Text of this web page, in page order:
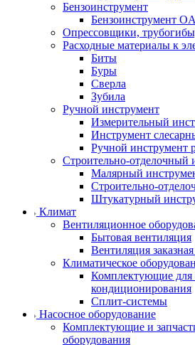
Бензоинструмент
Бензоинструмент
Опрессовщики,
Расходные материалы к
Биты
Буры
Сверла
Зубила
Ручной инструмент
Измерительный
Инструмент
Ручной инструмент
Строительно-отделочный
Малярный
Строительно-
Штукатурный
Климат
Вентиляционное
Бытовая вентиляция
Вентиляция
Климатическое
Комплектующие для
кондиционирования
Сплит-системы
Насосное оборудование
Комплектующие и
оборудования